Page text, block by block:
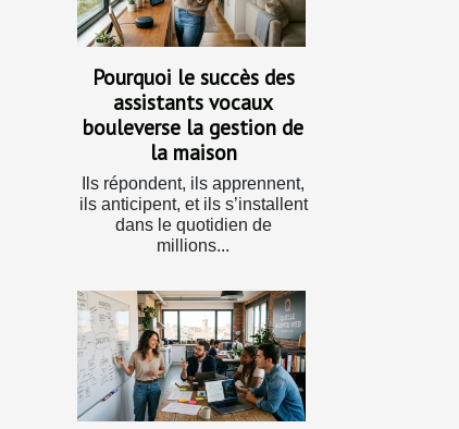
Pourquoi le succès des
assistants vocaux
bouleverse la gestion de
la maison
Ils répondent, ils apprennent,
ils anticipent, et ils s’installent
dans le quotidien de
millions...